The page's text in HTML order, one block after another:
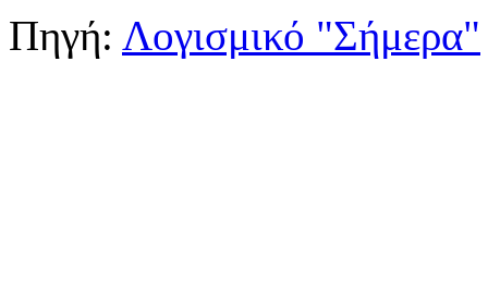
Πηγή: Λογισμικό "Σήμερα"